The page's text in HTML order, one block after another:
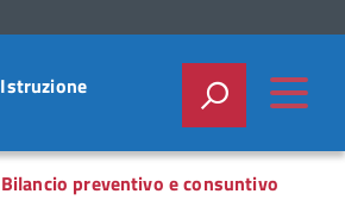
Bilancio preventivo e consuntivo